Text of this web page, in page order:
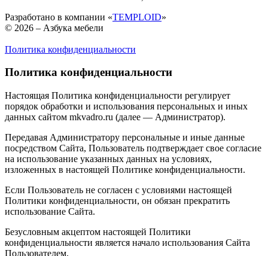
Разработано в компании «TEMPLOID»
© 2026 – Азбука мебели
Политика конфиденциальности
Политика конфиденциальности
Настоящая Политика конфиденциальности регулирует
порядок обработки и использования персональных и иных
данных сайтом mkvadro.ru (далее — Администратор).
Передавая Администратору персональные и иные данные
посредством Сайта, Пользователь подтверждает свое согласие
на использование указанных данных на условиях,
изложенных в настоящей Политике конфиденциальности.
Если Пользователь не согласен с условиями настоящей
Политики конфиденциальности, он обязан прекратить
использование Сайта.
Безусловным акцептом настоящей Политики
конфиденциальности является начало использования Сайта
Пользователем.